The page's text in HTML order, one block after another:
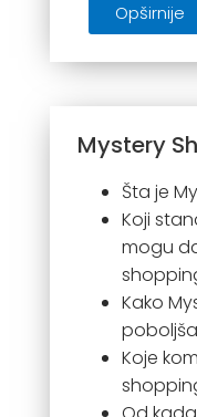
Opširnije
Mystery
Šta je
Koji
mogu
Kako
Koje